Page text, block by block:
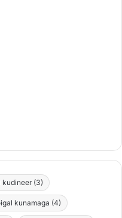
kudineer (3)
kunamaga (4)